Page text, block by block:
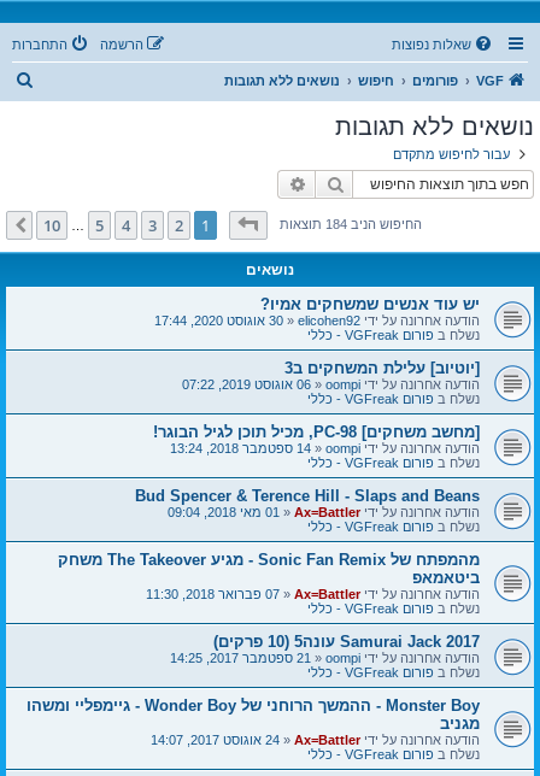
שאלות נפוצות התחברות הרשמה
VGF פורומים חיפוש נושאים ללא תגובות
ח
נושאים ללא תגובות
עבור לחיפוש מתקדם
חיפוש
החיפוש הניב 184 תוצאות דף1מתוך10
1
2
3
4
5
10 הבא
נושאים
יש עוד אנשים שמשחקים אמיו?
הודעה אחרונה על ידי elicohen92
«30 אוגוסט 2020, 17:44
נשלח בפורום VGFreak - כללי
[יוטיוב] עלילת המשחקים ב3
הודעה אחרונה על ידי oompi
«06 אוגוסט 2019, 07:22
נשלח בפורום VGFreak - כללי
[מחשב משחקים] PC-98, מכיל תוכן לגיל הבוגר!
הודעה אחרונה על ידי oompi
«14 ספטמבר 2018, 13:24
נשלח בפורום VGFreak - כללי
Bud Spencer & Terence Hill - Slaps and Beans
הודעה אחרונה על ידי Ax=Battler
«01 מאי 2018, 09:04
נשלח בפורום VGFreak - כללי
מהמפתח של Sonic Fan Remix - מגיע The Takeover משחק
ביטאמאפ
הודעה אחרונה על ידי Ax=Battler
«07 פברואר 2018, 11:30
נשלח בפורום VGFreak - כללי
Samurai Jack 2017 עונה5 (10 פרקים)
הודעה אחרונה על ידי oompi
«21 ספטמבר 2017, 14:25
נשלח בפורום VGFreak - כללי
Monster Boy - ההמשך הרוחני של Wonder Boy - גיימפליי ומשהו
מגניב
הודעה אחרונה על ידי Ax=Battler
«24 אוגוסט 2017, 14:07
נשלח בפורום VGFreak - כללי